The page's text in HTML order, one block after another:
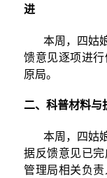
进
本周，四姑娘
馈意见逐项进
原局。
二、科普材料与
本周，四姑娘
据反馈意见已
管理局相关负